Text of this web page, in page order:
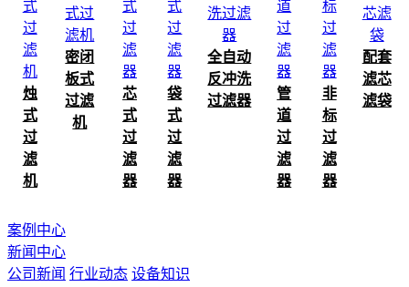
烛
式
过
滤
机
密闭
板式
过滤
机
芯
式
过
滤
器
袋
式
过
滤
器
全自动
反冲洗
过滤器
管
道
过
滤
器
非
标
过
滤
器
配套
滤芯
滤袋
案例中心
新闻中心
公司新闻 行业动态 设备知识